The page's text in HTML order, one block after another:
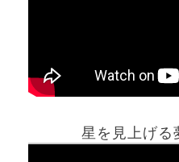
星を見上げる